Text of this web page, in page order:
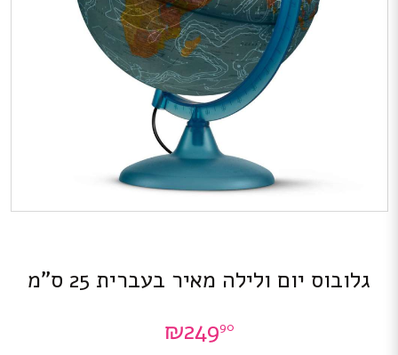
גלובוס יום ולילה מאיר בעברית 25 ס”מ
₪24990